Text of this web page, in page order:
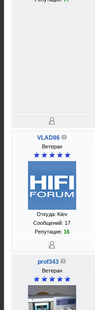
VLAD86
Ветеран
Откуда: Kiev
Сообщений: 17
Репутация: 16
prof343
Ветеран